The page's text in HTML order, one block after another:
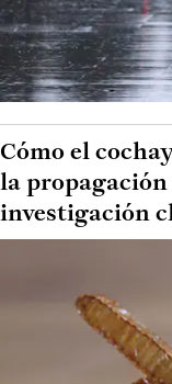
Cómo el
la propagación
investigación